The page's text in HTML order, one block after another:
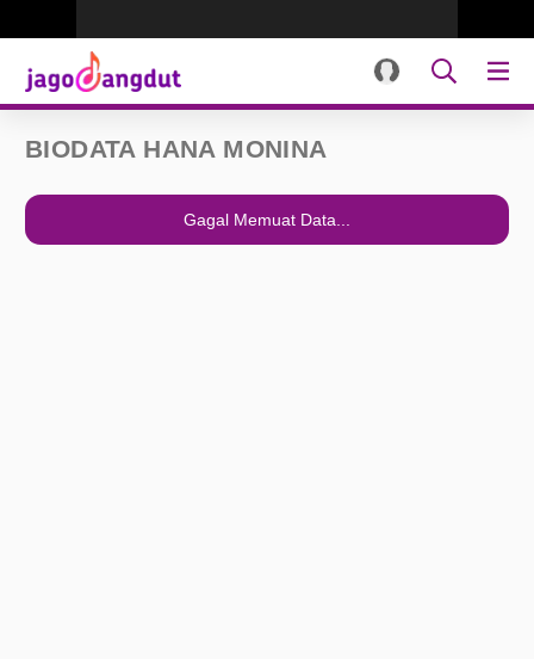
BIODATA HANA MONINA
Gagal Memuat Data...